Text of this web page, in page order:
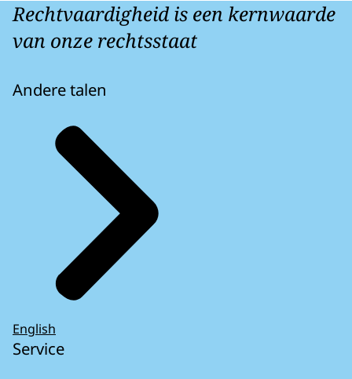
Rechtvaardigheid is een kernwaarde
van onze rechtsstaat
Andere talen
English
Service